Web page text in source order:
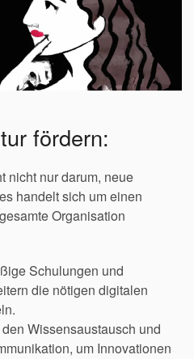
fördern:
nicht nur darum, neue
handelt sich um einen
Organisation
Schulungen und
die nötigen digitalen
Wissensaustausch und
um Innovationen